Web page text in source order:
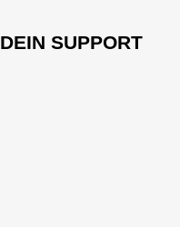
DEIN SUPPORT